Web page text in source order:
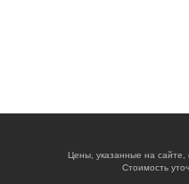
Цены, указанные на сайте,
Стоимость